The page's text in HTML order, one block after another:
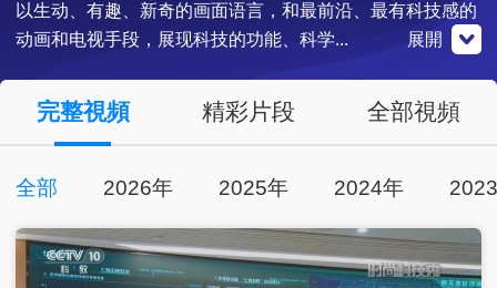
以生动、有趣、新奇的画面语言，和最前沿、最有科技感的
动画和电视手段，展现科技的功能、科学...
央視影音
點擊下載
展開
完整視頻 精彩片段 全部視頻
全部 2026年 2025年 2024年